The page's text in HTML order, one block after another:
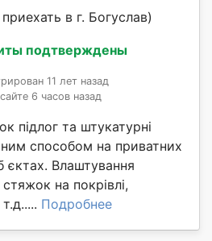
в г. Богуслав)
подтверждены
11 лет назад
6 часов назад
підлог та штукатурні
способом на приватних
Влаштування
на покрівлі,
Подробнее